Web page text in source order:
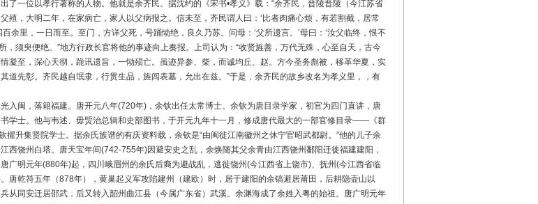
了一位以孝行著称的人物。他就是余齐民。据沈约的《宋书•孝义》载：“余齐民，晋陵晋陵（今江苏省
殖，大明二年，在家病亡，家人以父病报之。信未至，齐民谓人曰：‘比者肉痛心烦，有若割截，居常
余里，一日而至。至门，方详父死，号踊恸绝，良久乃苏。问母：‘父所遗言。’母曰：‘汝父临终，恨不
，须臾便绝。”地方行政长官将他的事迹向上奏报。上司认为：“收贤旌善，万代无殊，心至自天，古今
凝至，深心天彻，跪讯遗旨，一恸殒亡。虽迹异参、柴，而诚均丘、赵。方今圣务彪被，移革华夏，实
道先彰。齐民越自氓隶，行贯生品，旌闾表墓，允出在兹。”于是，余齐民的故乡改名为孝义里，，有
入闽，落籍福建。唐开元八年(720年)，余钦出任太常博士。余钦为唐目录学家，初官为四门直讲，唐
学士。他与韦述、毋煚治总辑和史部图书，于开元九年十一月，修成唐代最大的一部官修目录——《群
擢升集贤院学士。据余氏族谱的有庆资料载，余钦是“由闽徙江南徽州之休宁官昭武都尉。”他的儿子余
西饶州白塔。唐天宝年间(742-755年)因避安史之乱，余焕随其父余青由江西饶州鄱阳迁徙福建建阳，
广明元年(880年)起，四川峨眉州的余氏后裔为避战乱，逃徙饶州(今江西省上饶市)、抚州(今江西省临
唐乾符五年（878年），黄巢起义军攻陷建州（建欧）时，居于建阳的余镐避居莆田，后耕隐壶山以
从同安迁居邵武，后又转入韶州曲江县（今属广东省）武溪。余渊海成了余姓入粤的始祖。唐广明元年